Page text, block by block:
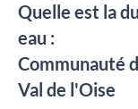
Quelle est la
eau :
Communauté
Val de l'Oise